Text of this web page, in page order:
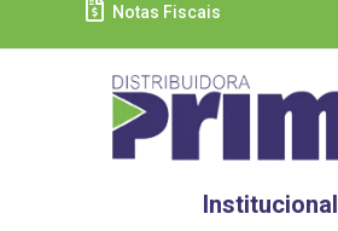
Notas Fiscais
Institucional